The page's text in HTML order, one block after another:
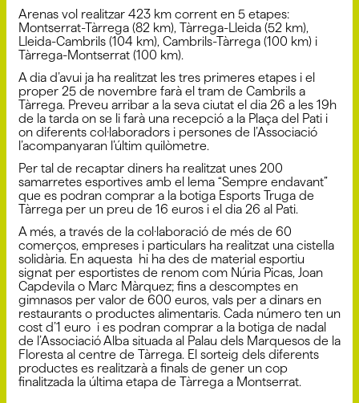
Arenas vol realitzar 423 km corrent en 5 etapes:
Montserrat-Tàrrega (82 km), Tàrrega-Lleida (52 km),
Lleida-Cambrils (104 km), Cambrils-Tàrrega (100 km) i
Tàrrega-Montserrat (100 km).
A dia d’avui ja ha realitzat les tres primeres etapes i el
proper 25 de novembre farà el tram de Cambrils a
Tàrrega. Preveu arribar a la seva ciutat el dia 26 a les 19h
de la tarda on se li farà una recepció a la Plaça del Pati i
on diferents col·laboradors i persones de l’Associació
l’acompanyaran l’últim quilòmetre.
Per tal de recaptar diners ha realitzat unes 200
samarretes esportives amb el lema “Sempre endavant”
que es podran comprar a la botiga Esports Truga de
Tàrrega per un preu de 16 euros i el dia 26 al Pati.
A més, a través de la col·laboració de més de 60
comerços, empreses i particulars ha realitzat una cistella
solidària. En aquesta hi ha des de material esportiu
signat per esportistes de renom com Núria Picas, Joan
Capdevila o Marc Màrquez; fins a descomptes en
gimnasos per valor de 600 euros, vals per a dinars en
restaurants o productes alimentaris. Cada número ten un
cost d’1 euro i es podran comprar a la botiga de nadal
de l’Associació Alba situada al Palau dels Marquesos de la
Floresta al centre de Tàrrega. El sorteig dels diferents
productes es realitzarà a finals de gener un cop
finalitzada la última etapa de Tàrrega a Montserrat.